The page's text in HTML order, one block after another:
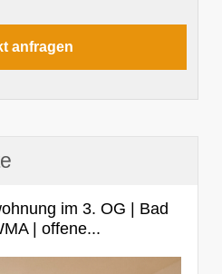
im 3. OG | Bad
| offene...